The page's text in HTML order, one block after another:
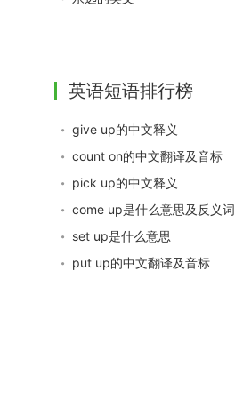
英语短语排行榜
give up的中文释义
count on的中文翻译及音标
pick up的中文释义
come up是什么意思及反义词
set up是什么意思
put up的中文翻译及音标